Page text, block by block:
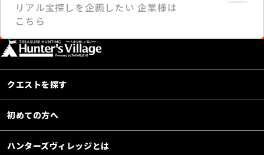
リアル宝探しを企画したい 企業様は
こちら
クエストを探す
初めての方へ
ハンターズヴィレッジとは